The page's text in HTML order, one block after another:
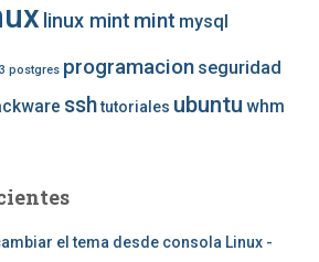
linux mint mint mysql
postgres programacion seguridad
sshtutoriales ubuntu whm
el tema desde consola Linux -